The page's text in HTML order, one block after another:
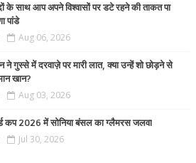
के साथ आप अपने विश्वासों पर डटे रहने की ताकत पा
पांडे
Aug 06, 2026
ने गुस्से में दरवाज़े पर मारी लात, क्या उन्हें शो छोड़ने से
खान?
Aug 03, 2026
कप 2026 में सोनिया बंसल का ग्लैमरस जलवा
Jul 30, 2026